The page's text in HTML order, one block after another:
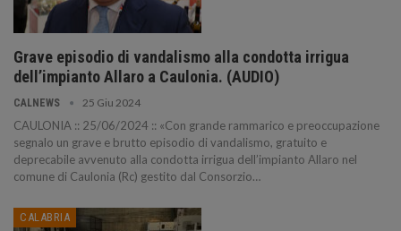
Grave episodio di vandalismo alla condotta irrigua
dell’impianto Allaro a Caulonia. (AUDIO)
CALNEWS 25 Giu 2024
CAULONIA :: 25/06/2024 :: «Con grande rammarico e preoccupazione
segnalo un grave e brutto episodio di vandalismo, gratuito e
deprecabile avvenuto alla condotta irrigua dell’impianto Allaro nel
comune di Caulonia (Rc) gestito dal Consorzio…
CALABRIA